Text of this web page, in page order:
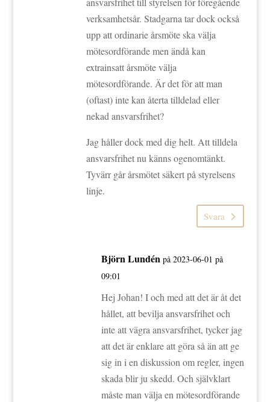
verksamhetsår. Stadgarna tar dock också
upp att ordinarie årsmöte ska välja
mötesordförande men ändå kan
extrainsatt årsmöte välja
mötesordförande. Är det för att man
(oftast) inte kan återta tilldelad eller
nekad ansvarsfrihet?
Jag håller dock med dig helt. Att tilldela
ansvarsfrihet nu känns ogenomtänkt.
Tyvärr går årsmötet säkert på styrelsens
linje.
Svara
Björn Lundén på 2023-06-01 på
09:01
Hej Johan! I och med att det är åt det
hållet, att bevilja ansvarsfrihet och
inte att vägra ansvarsfrihet, tycker jag
att det är enklare att göra så än att ge
sig in i en diskussion om regler, ingen
skada blir ju skedd. Och självklart
måste man välja en mötesordförande